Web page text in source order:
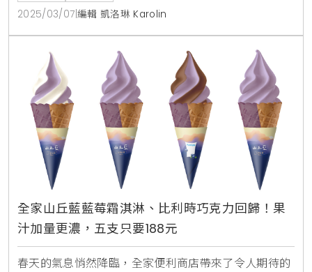
郁茶香與豐富層次，像是與人氣品牌「午冬5.TUNG」
合作的「抹茶酥頂點心杯」，以及回歸的「玄米抹茶麻
吉麵包」，絕對能滿足你的味蕾！即日起至3/18，購買
指定商品還享第二件6折優惠，抹茶控千萬別錯過！全
家甜
2025/03/07 編輯 凱洛琳 Karolin
全家山丘藍藍莓霜淇淋、比利時巧克力回歸！果
汁加量更濃，五支只要188元
春天的氣息悄然降臨，全家便利商店帶來了令人期待的